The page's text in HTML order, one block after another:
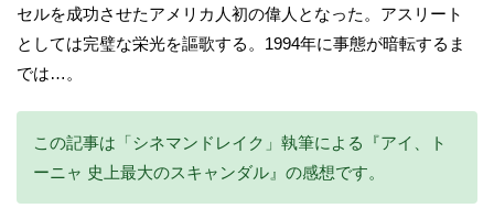
セルを成功させたアメリカ人初の偉人となった。アスリート
としては完璧な栄光を謳歌する。1994年に事態が暗転するま
では…。
この記事は「シネマンドレイク」執筆による『アイ、ト
ーニャ 史上最大のスキャンダル』の感想です。